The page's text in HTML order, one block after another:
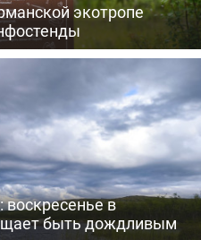
экотропе
в
быть дождливым